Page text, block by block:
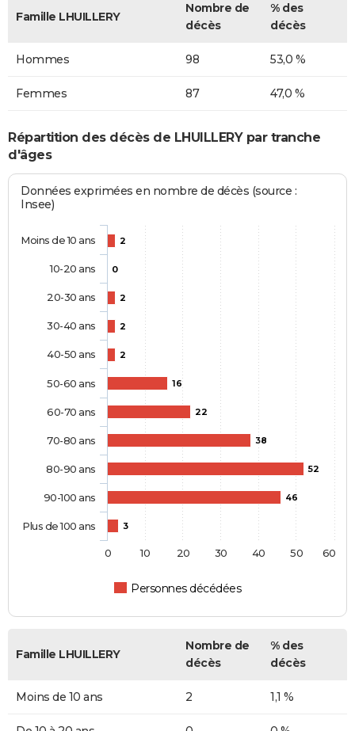
Famille LHUILLERY
Nombre de
décès
% des
décès
Hommes 98 53,0 %
Femmes 87 47,0 %
Répartition des décès de LHUILLERY par tranche
d'âges
Données exprimées en nombre de décès (source :
Insee)
2
0
2
2
2
16
22
38
52
46
3
Personnes décédées
Moins de 10 ans
10-20 ans
20-30 ans
30-40 ans
40-50 ans
50-60 ans
60-70 ans
70-80 ans
80-90 ans
90-100 ans
Plus de 100 ans
0 10 20 30 40 50 60
Famille LHUILLERY
Nombre de
décès
% des
décès
Moins de 10 ans 2 1,1 %